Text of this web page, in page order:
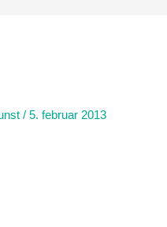
/5. februar 2013